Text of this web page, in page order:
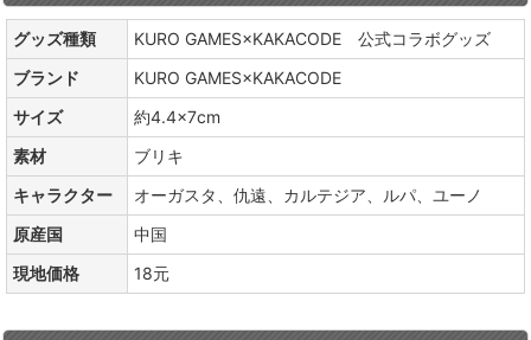
グッズ種類
KURO GAMES×KAKACODE 公式コラボグッズ
ブランド
KURO GAMES×KAKACODE
サイズ
約4.4×7cm
素材
ブリキ
キャラクター
オーガスタ、仇遠、カルテジア、ルパ、ユーノ
原産国
中国
現地価格
18元